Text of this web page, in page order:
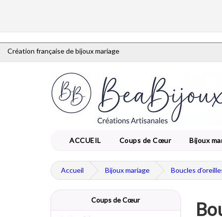
Création française de bijoux mariage
ACCUEIL Coups de Cœur Bijoux
Accueil Bijoux mariage Boucles
Coups de Cœur